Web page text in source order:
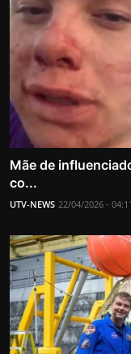
Mãe de
co...
UTV-NEWS 22/04/2026 - 04:11